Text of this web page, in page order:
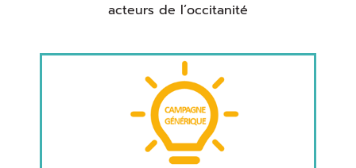
acteurs de l’occitanité